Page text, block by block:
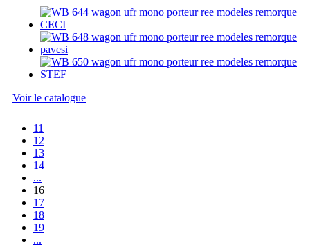
Voir le catalogue
11
12
13
14
...
16
17
18
19
...